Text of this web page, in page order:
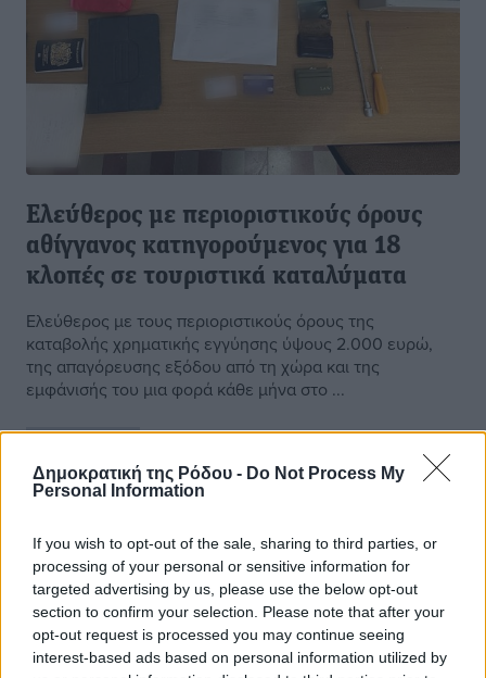
Δημοκρατική της Ρόδου - Do Not Process My
Personal Information
If you wish to opt-out of the sale, sharing to third parties, or
processing of your personal or sensitive information for
targeted advertising by us, please use the below opt-out
section to confirm your selection. Please note that after your
opt-out request is processed you may continue seeing
interest-based ads based on personal information utilized by
Ελεύθερος με περιοριστικούς όρους
αθίγγανος κατηγορούμενος για 18
κλοπές σε τουριστικά καταλύματα
Ελεύθερος με τους περιοριστικούς όρους της
καταβολής χρηματικής εγγύησης ύψους 2.000 ευρώ,
της απαγόρευσης εξόδου από τη χώρα και της
εμφάνισής του μια φορά κάθε μήνα στο ...